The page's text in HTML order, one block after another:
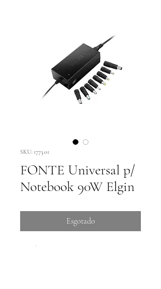
SKU: 1773.01
FONTE Universal p/
Notebook 90W Elgin
Esgotado
Conheça meus recursos: